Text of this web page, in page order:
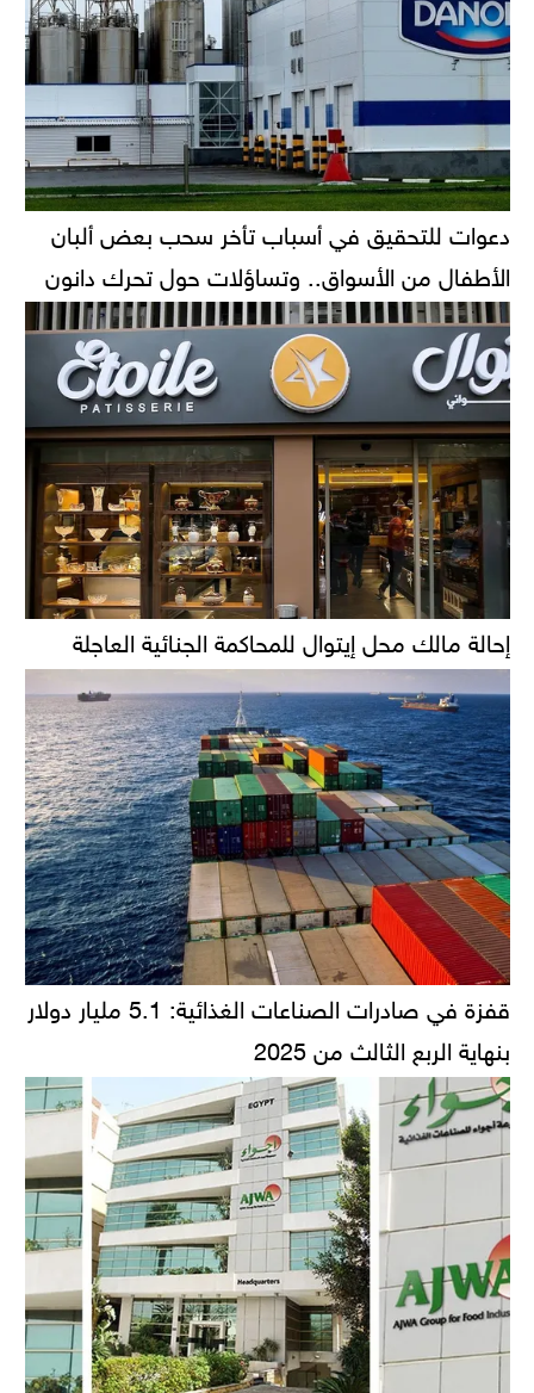
دعوات للتحقيق في أسباب تأخر سحب بعض ألبان
الأطفال من الأسواق.. وتساؤلات حول تحرك دانون
إحالة مالك محل إيتوال للمحاكمة الجنائية العاجلة
قفزة في صادرات الصناعات الغذائية: 5.1 مليار دولار
بنهاية الربع الثالث من 2025